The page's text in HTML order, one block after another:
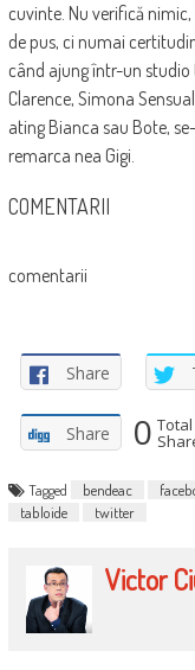
cuvinte. Nu verifică
de pus, ci numai
când ajung într-un
Clarence, Simona
ating Bianca sau Bote,
remarca nea Gigi.
COMENTARII
comentarii
Share
Share 0 Total
Tagged bendeac
tabloide
twitter
Victor